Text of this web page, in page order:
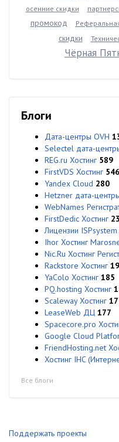
осенние скидки
промокод
скидки
Чёрная
Блоги
Дата-центры OVH
Selectel дата-
REG.ru Хостинг 589
FirstVDS Хостинг 546
Yandex Cloud 280
Hetzner дата-
WebNames
FirstDedic Хостинг
Лицензии ISPsystem
Ihor Хостинг
Nic.Ru Хостинг
Rackstore Хостинг
YaColo Хостинг 185
PQ.hosting Хостинг
Scaleway Хостинг
LeaseWeb ДЦ 177
Spacecore.pro
Google Cloud
FriendHosting.net
Хостинг IHC
Все блоги
Поддержать проекты